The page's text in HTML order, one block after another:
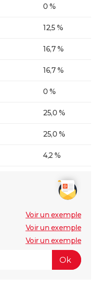
0 %
12,5 %
16,7 %
16,7 %
0 %
25,0 %
25,0 %
4,2 %
Voir un exemple
Voir un exemple
Voir un exemple